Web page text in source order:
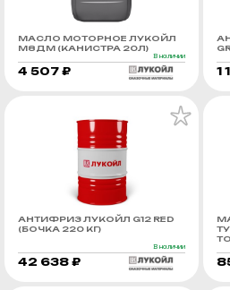
МАСЛО МОТОРНОЕ ЛУКОЙЛ
М8ДМ (КАНИСТРА 20Л)
В наличии
4 507 ₽ 1
АНТИФРИЗ ЛУКОЙЛ G12 RED
(БОЧКА 220 КГ)
В наличии
42 638 ₽